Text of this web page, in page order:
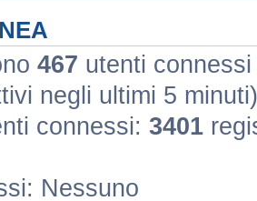
467 utenti
negli ultimi 5 minuti)
connessi: 3401
Nessuno